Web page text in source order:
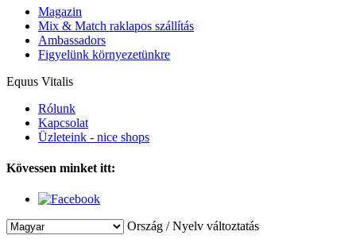
Magazin
Mix & Match raklapos szállítás
Ambassadors
Figyelünk környezetünkre
Equus Vitalis
Rólunk
Kapcsolat
Üzleteink - nice shops
Kövessen minket itt:
Ország / Nyelv változtatás